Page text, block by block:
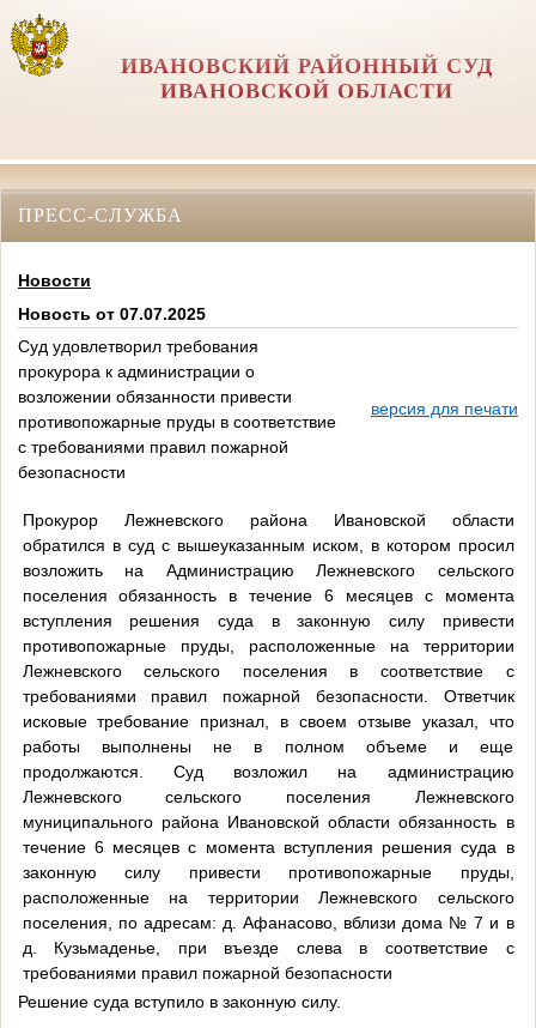
ИВАНОВСКИЙ РАЙОННЫЙ СУД
ИВАНОВСКОЙ ОБЛАСТИ
ПРЕСС-СЛУЖБА
Новости
Новость от 07.07.2025
Суд удовлетворил требования
прокурора к администрации о
возложении обязанности привести
противопожарные пруды в соответствие
с требованиями правил пожарной
безопасности
версия для печати
Прокурор Лежневского района Ивановской области
обратился в суд с вышеуказанным иском, в котором просил
возложить на Администрацию Лежневского сельского
поселения обязанность в течение 6 месяцев с момента
вступления решения суда в законную силу привести
противопожарные пруды, расположенные на территории
Лежневского сельского поселения в соответствие с
требованиями правил пожарной безопасности. Ответчик
исковые требование признал, в своем отзыве указал, что
работы выполнены не в полном объеме и еще
продолжаются. Суд возложил на администрацию
Лежневского сельского поселения Лежневского
муниципального района Ивановской области обязанность в
течение 6 месяцев с момента вступления решения суда в
законную силу привести противопожарные пруды,
расположенные на территории Лежневского сельского
поселения, по адресам: д. Афанасово, вблизи дома № 7 и в
д. Кузьмаденье, при въезде слева в соответствие с
требованиями правил пожарной безопасности
Решение суда вступило в законную силу.